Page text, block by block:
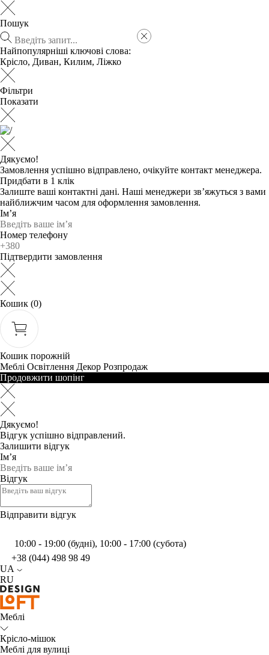
Пошук
Найпопулярніші ключові слова:
Крісло, Диван, Килим, Ліжко
Фільтри
Показати
Дякуємо!
Замовлення успішно відправлено, очікуйте контакт менеджера.
Придбати в 1 клік
Залиште ваші контактні дані. Наші менеджери зв’яжуться з вами
найближчим часом для оформлення замовлення.
Ім’я
Номер телефону
Підтвердити замовлення
Кошик (0)
Кошик порожній
Меблі Освітлення Декор Розпродаж
Продовжити шопінг
Дякуємо!
Відгук успішно відправлений.
Залишити відгук
Ім’я
Відгук
Відправити відгук
10:00 - 19:00 (будні), 10:00 - 17:00 (субота)
+38 (044) 498 98 49
UA
RU
Меблі
Крісло-мішок
Меблі для вулиці